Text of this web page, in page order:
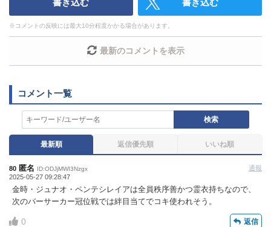
・アカウントの売買など金銭が絡む内容の投稿
・各ゲームのネタバレを含む内容の投稿
・その他、管理者が不適切と判断した投稿
コメントの削除につきましては下記フォームより申請を
いただけますでしょうか。
コメントの削除を申請する
対応させていただきます。ご了承ください。
※一度削除したコメントは復元ができませんのでご注意
ください。
また、過度な利用規約の違反や、弊社に損害の及ぶ内容の書き込
すので、あらかじめご理解くださいませ。
書き込む 書き込む
※コメントの反映には最大10分程度かかる場合があります。
最新のコメントを表示
検索
最新順 返信優先順 いいね順
80 匿名 ID:ODJjMWI3Nzgx
2025-05-27 09:28:47
通報
金時・ジュナオ・ペンテシレイアは全員秩序善かつ霊衣持ちなので、
次のバーサーカー冠位戦では絆目当てでコキ使われそう。
0 返信